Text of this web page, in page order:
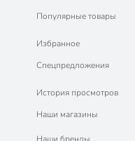
Популярные товары
Избранное
Спецпредложения
История просмотров
Наши магазины